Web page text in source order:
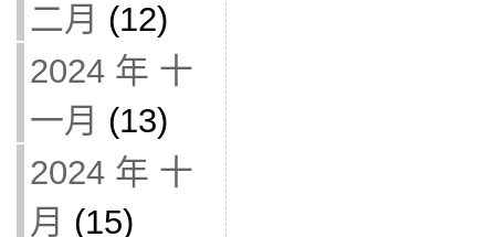
二月 (12)
2024 年 十
一月 (13)
2024 年 十
月 (15)